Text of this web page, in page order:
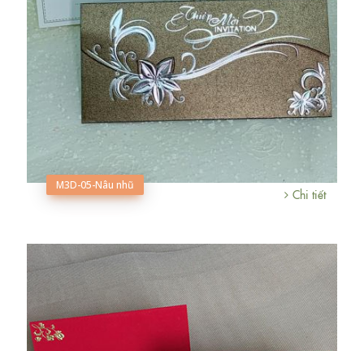
M3D-05-Nâu nhũ
Chi tiết